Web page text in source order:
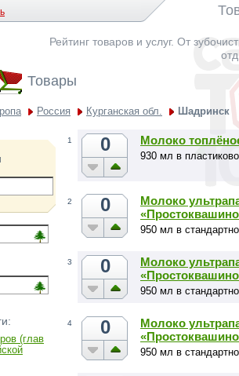
Рейтинг товаров и услуг. От
Товары
Россия Курганская обл. Шадринск
(глав
1 0 Молоко
930 мл в
2 0
Молоко
950 мл в
3 0
Молоко
950 мл в
4 0
Молоко
950 мл в